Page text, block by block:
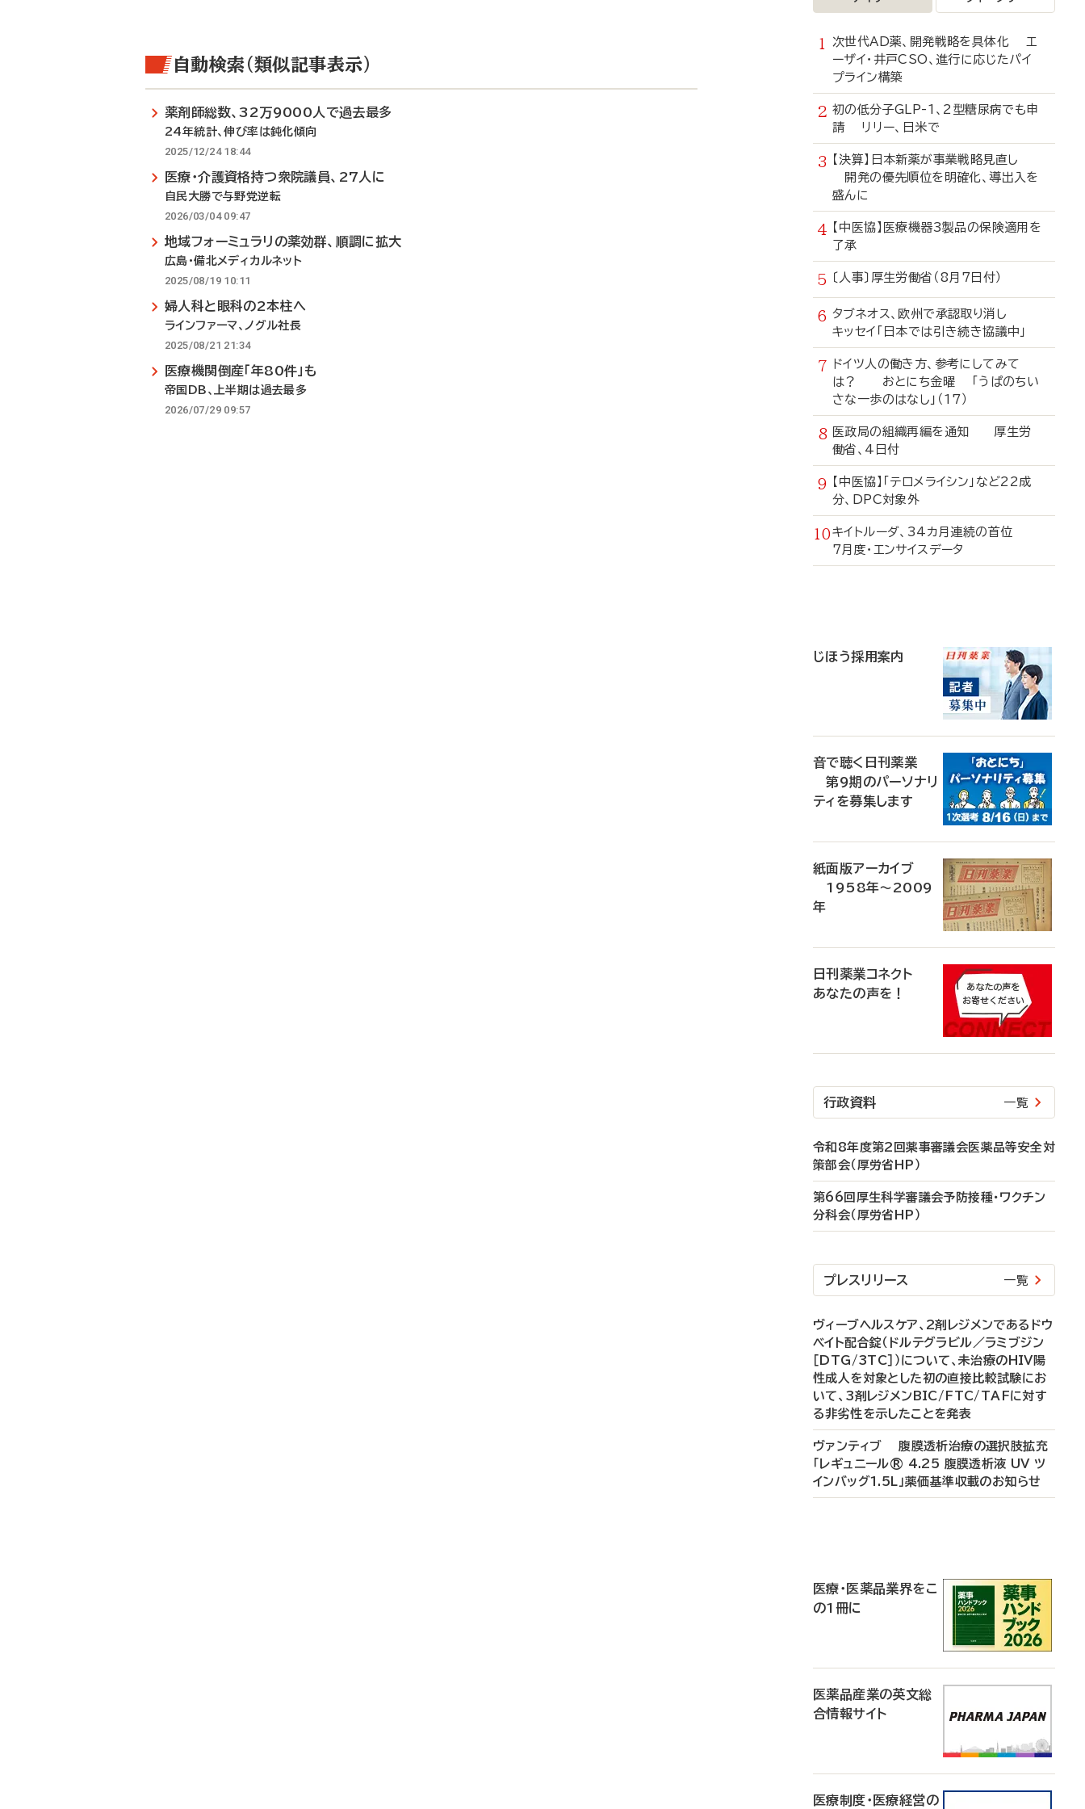
自動検索（類似記事表示）
薬剤師総数、32万9000人で過去最多
24年統計、伸び率は鈍化傾向
2025/12/24 18:44
医療・介護資格持つ衆院議員、27人に
自民大勝で与野党逆転
2026/03/04 09:47
地域フォーミュラリの薬効群、順調に拡大
広島・備北メディカルネット
2025/08/19 10:11
婦人科と眼科の2本柱へ
ラインファーマ、ノグル社長
2025/08/21 21:34
医療機関倒産「年80件」も
帝国DB、上半期は過去最多
2026/07/29 09:57
次世代AD薬、開発戦略を具体化 エ
ーザイ・井戸CSO、進行に応じたパイ
プライン構築
初の低分子GLP-1、2型糖尿病でも申
請 リリー、日米で
【決算】日本新薬が事業戦略見直し
開発の優先順位を明確化、導出入を
盛んに
【中医協】医療機器3製品の保険適用を
了承
〔人事〕厚生労働省（8月7日付）
タブネオス、欧州で承認取り消し
キッセイ「日本では引き続き協議中」
ドイツ人の働き方、参考にしてみて
は？ おとにち金曜 「うぱのちい
さな一歩のはなし」（17）
医政局の組織再編を通知 厚生労
働省、4日付
【中医協】「テロメライシン」など22成
分、DPC対象外
キイトルーダ、34カ月連続の首位
7月度・エンサイスデータ
じほう採用案内
音で聴く日刊薬業
第9期のパーソナリ
ティを募集します
紙面版アーカイブ
1958年～2009
年
日刊薬業コネクト
あなたの声を！
行政資料 一覧
令和8年度第2回薬事審議会医薬品等安全対
策部会（厚労省HP）
第66回厚生科学審議会予防接種・ワクチン
分科会（厚労省HP）
プレスリリース 一覧
ヴィーブヘルスケア、2剤レジメンであるドウ
ベイト配合錠（ドルテグラビル／ラミブジン
［DTG/3TC］）について、未治療のHIV陽
性成人を対象とした初の直接比較試験にお
いて、3剤レジメンBIC/FTC/TAFに対す
る非劣性を示したことを発表
ヴァンティブ 腹膜透析治療の選択肢拡充
「レギュニール® 4.25 腹膜透析液 UV ツ
インバッグ1.5L」薬価基準収載のお知らせ
医療・医薬品業界をこ
の1冊に
医薬品産業の英文総
合情報サイト
医療制度・医療経営の